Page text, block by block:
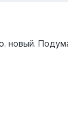
новый.